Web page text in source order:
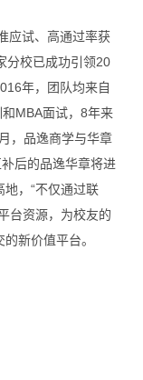
应试、高通过率获
分校已成功引领20
年，团队均来自
MBA面试，8年来
，品逸商学与华章
后的品逸华章将进
，“不仅通过联
台资源，为校友的
新价值平台。